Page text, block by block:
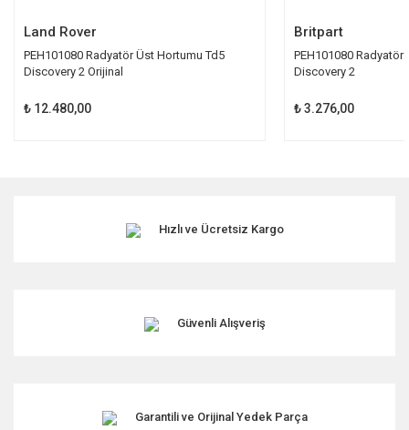
Land Rover
PEH101080 Radyatör Üst Hortumu Td5
Discovery 2 Orijinal
₺ 12.480,00
Britpart
PEH101080 Radyatör
Discovery 2
₺ 3.276,00
Hızlı ve Ücretsiz Kargo
Güvenli Alışveriş
Garantili ve Orijinal Yedek Parça